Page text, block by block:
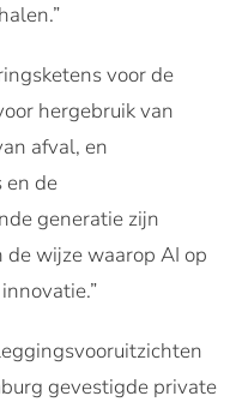
voor de
hergebruik van
afval, en
en de
generatie zijn
wijze waarop AI op
gevestigde private